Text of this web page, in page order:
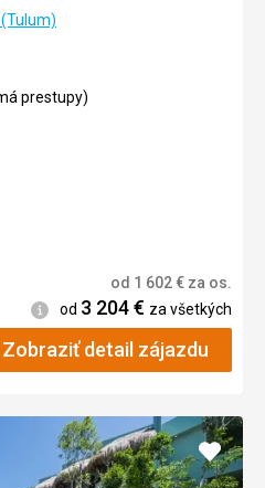
prestupy)
od 1 602€ za os.
Informácie
od 3 204€ za všetkých
Zobraziť detail zájazdu
Pridať
do